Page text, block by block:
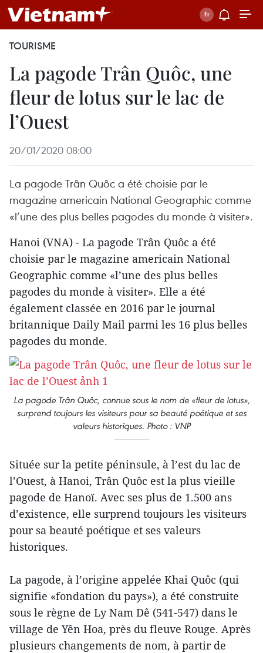
TOURISME
La pagode Trân Quôc, une
fleur de lotus sur le lac de
l’Ouest
20/01/2020 08:00
La pagode Trân Quôc a été choisie par le
magazine americain National Geographic comme
«l’une des plus belles pagodes du monde à visiter».
Hanoi (VNA) - La pagode Trân Quôc a été
choisie par le magazine americain National
Geographic comme «l’une des plus belles
pagodes du monde à visiter». Elle a été
également classée en 2016 par le journal
britannique Daily Mail parmi les 16 plus belles
pagodes du monde.
La pagode Trân Quôc, connue sous le nom de «fleur de lotus»,
surprend toujours les visiteurs pour sa beauté poétique et ses
valeurs historiques. Photo : VNP
Située sur la petite péninsule, à l’est du lac de
l’Ouest, à Hanoi, Trân Quôc est la plus vieille
pagode de Hanoï. Avec ses plus de 1.500 ans
d’existence, elle surprend toujours les visiteurs
pour sa beauté poétique et ses valeurs
historiques.
La pagode, à l’origine appelée Khai Quôc (qui
signifie «fondation du pays»), a été construite
sous le règne de Ly Nam Dê (541-547) dans le
village de Yên Hoa, près du fleuve Rouge. Après
plusieurs changements de nom, à partir de